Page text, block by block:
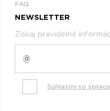
FAQ
NEWSLETTER
Získaj pravidelné
Súhlasím so